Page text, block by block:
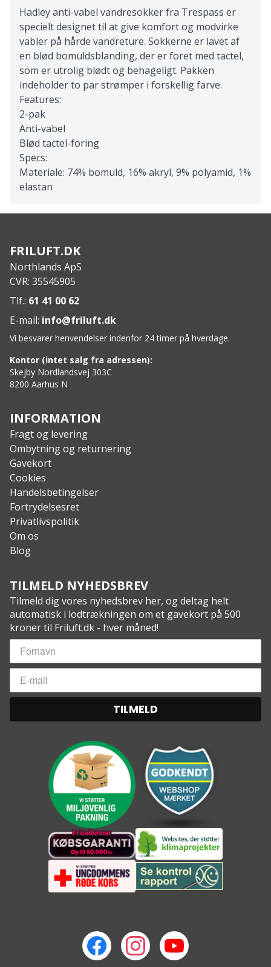
Hadley anti-vabel vandresokker fra Trespass er
specielt designet til at give komfort og modvirke
vabler på hårde vandreture. Sokkerne er lavet af
en blød bomuldsblanding, der er foret med tactel,
som er utrolig blødt og behageligt. Pakken
indeholder to par strømper i forskellig farve.
Features:
2-pak
Anti-vabel
Blød tactel-foring
Specs:
Materiale: 74% bomuld, 16% akryl, 9% polyamid, 1%
elastan
FRILUFT.DK
Northlands ApS
CVR: 35545905
Tlf.: 61 41 00 62
E-mail: info@friluft.dk
Vi besvarer henvendelser indenfor 24 timer på hverdage.
Kontor (intet salg fra adressen):
Skejby Nordlandsvej 303C
8200 Aarhus N
INFORMATION
Fragt og levering
Ombytning og returnering
Gavekort
Cookies
Handelsbetingelser
Fortrydelsesret
Privatlivspolitik
Om os
Blog
TILMELD NYHEDSBREV
Tilmeld dig vores nyhedsbrev her, og deltag helt
automatisk i lodtrækningen om et gavekort på 500
kroner til Friluft.dk - hver måned!
TILMELD